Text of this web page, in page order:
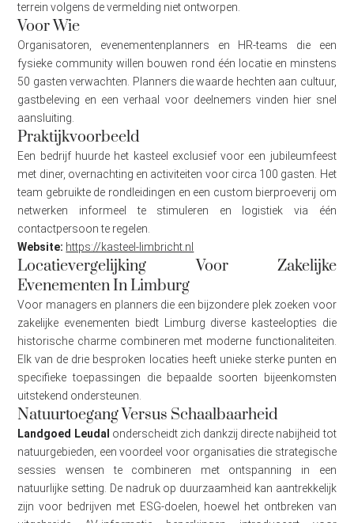
terrein volgens de vermelding niet ontworpen.
Voor Wie
Organisatoren, evenementenplanners en HR-teams die een
fysieke community willen bouwen rond één locatie en minstens
50 gasten verwachten. Planners die waarde hechten aan cultuur,
gastbeleving en een verhaal voor deelnemers vinden hier snel
aansluiting.
Praktijkvoorbeeld
Een bedrijf huurde het kasteel exclusief voor een jubileumfeest
met diner, overnachting en activiteiten voor circa 100 gasten. Het
team gebruikte de rondleidingen en een custom bierproeverij om
netwerken informeel te stimuleren en logistiek via één
contactpersoon te regelen.
Website: https://kasteel-limbricht.nl
Locatievergelijking Voor Zakelijke
Evenementen In Limburg
Voor managers en planners die een bijzondere plek zoeken voor
zakelijke evenementen biedt Limburg diverse kasteelopties die
historische charme combineren met moderne functionaliteiten.
Elk van de drie besproken locaties heeft unieke sterke punten en
specifieke toepassingen die bepaalde soorten bijeenkomsten
uitstekend ondersteunen.
Natuurtoegang Versus Schaalbaarheid
Landgoed Leudal onderscheidt zich dankzij directe nabijheid tot
natuurgebieden, een voordeel voor organisaties die strategische
sessies wensen te combineren met ontspanning in een
natuurlijke setting. De nadruk op duurzaamheid kan aantrekkelijk
zijn voor bedrijven met ESG-doelen, hoewel het ontbreken van